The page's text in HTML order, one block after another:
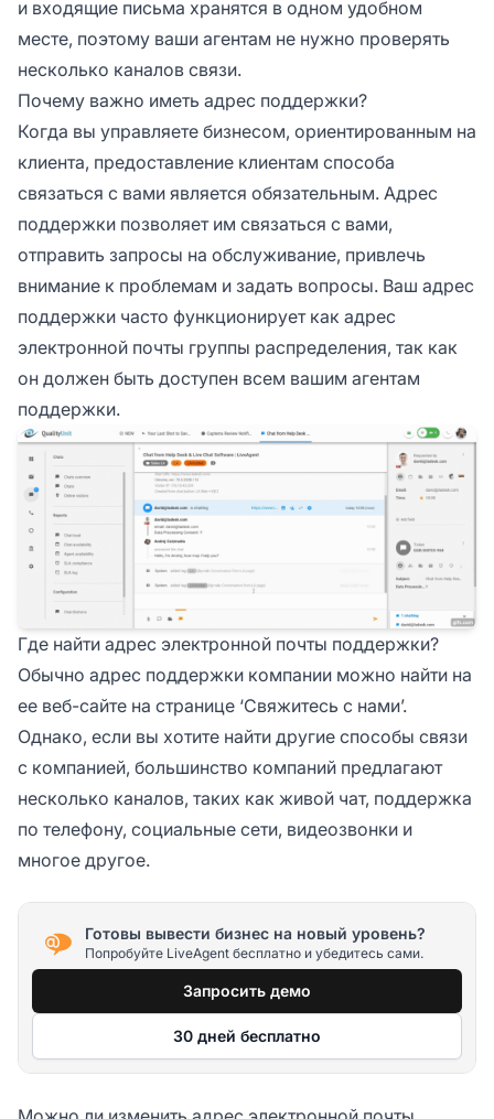
и входящие письма хранятся в одном удобном
месте, поэтому ваши агентам не нужно проверять
несколько каналов связи.
Почему важно иметь адрес поддержки?
Когда вы управляете бизнесом, ориентированным на
клиента, предоставление клиентам способа
связаться с вами является обязательным. Адрес
поддержки позволяет им связаться с вами,
отправить запросы на обслуживание, привлечь
внимание к проблемам и задать вопросы. Ваш адрес
поддержки часто функционирует как адрес
электронной почты группы распределения, так как
он должен быть доступен всем вашим агентам
поддержки.
Где найти адрес электронной почты поддержки?
Обычно адрес поддержки компании можно найти на
ее веб-сайте на странице ‘Свяжитесь с нами’.
Однако, если вы хотите найти другие способы связи
с компанией, большинство компаний предлагают
несколько каналов, таких как живой чат, поддержка
по телефону, социальные сети, видеозвонки и
многое другое.
Готовы вывести бизнес на новый уровень?
Попробуйте LiveAgent бесплатно и убедитесь сами.
Запросить демо
30 дней бесплатно